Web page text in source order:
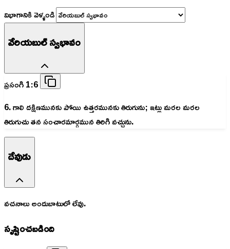
విభాగానికి వెళ్ళండి
వేరియబుల్ స్వభావం
ప్రసంగి 1:6
6. గాలి దక్షిణమునకు పోయి ఉత్తరమునకు తిరుగును; ఇట్లు మరల మరల
తిరుగుచు తన సంచారమార్గమున తిరిగి వచ్చును.
దేవుడు
వచనాలు అందుబాటులో లేవు.
సృష్టించబడింది